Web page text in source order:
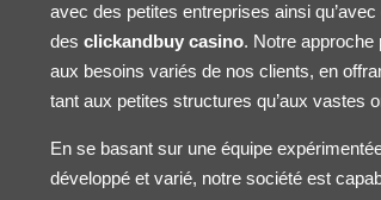
avec des petites entreprises ainsi
desclickandbuy casino. Notre approche
aux besoins variés de nos clients, en
tant aux petites structures qu’aux vastes
En se basant sur une équipe
développé et varié, notre société est